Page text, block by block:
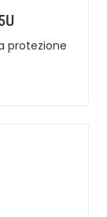
protezione